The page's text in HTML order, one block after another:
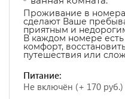
Проживание в
сделают Ваше
приятным и
В каждом номере
комфорт,
путешествия или
Питание:
Не включён (+ 170 руб.)